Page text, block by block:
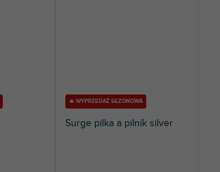
🔥 WYPRZEDAŻ SEZONOWA
Surge pilka a pilník silver